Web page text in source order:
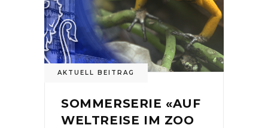
AKTUELL BEITRAG
SOMMERSERIE «AUF
WELTREISE IM ZOO